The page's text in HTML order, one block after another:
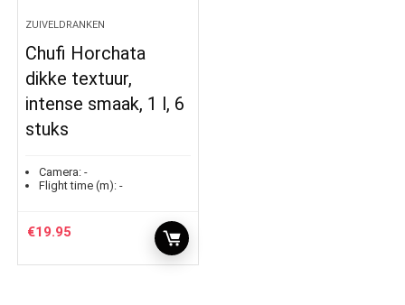
ZUIVELDRANKEN
Chufi Horchata
dikke textuur,
intense smaak, 1 l, 6
stuks
Camera: -
Flight time (m): -
€19.95